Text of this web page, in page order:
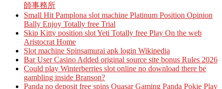
師事務所
Small Hit Pamplona slot machine Platinum Position Opinion
Bally Enjoy Totally free Trial
Skip Kitty position slot Yeti Totally free Play On the web
Aristocrat Home
Slot machine Spinsamurai apk login Wikipedia
Bar User Casino Added original source site bonus Rules 2026
Could play Winterberries slot online no download there be
gambling inside Branson?
Panda no deposit free spins Quasar Gaming Panda Pokie Play